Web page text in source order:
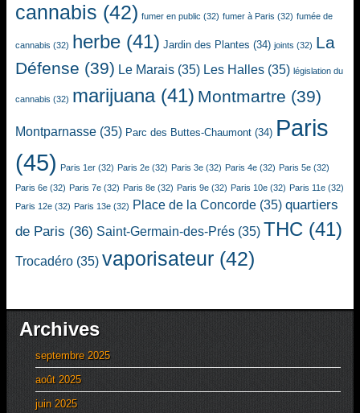
cannabis (42) fumer en public (32) fumer à Paris (32) fumée de
cannabis (32) herbe (41) Jardin des Plantes (34) joints (32) La
Défense (39) Le Marais (35) Les Halles (35) législation du
cannabis (32) marijuana(41) Montmartre (39)
Montparnasse (35) Parc des Buttes-Chaumont (34) Paris
(45) Paris 1er (32) Paris 2e (32) Paris 3e (32) Paris 4e (32) Paris 5e (32)
Paris 6e (32) Paris 7e (32) Paris 8e (32) Paris 9e (32) Paris 10e (32) Paris 11e (32)
Paris 12e (32) Paris 13e (32) Place de la Concorde (35) quartiers
de Paris (36) Saint-Germain-des-Prés (35) THC (41)
Trocadéro (35) vaporisateur (42)
Archives
septembre 2025
août 2025
juin 2025